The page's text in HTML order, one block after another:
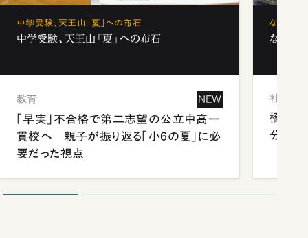
中学受験、天王山「夏」への布石
中学受験、天王山「夏」への布石
教育 NEW
「早実」不合格で第二志望の公立中高一
貫校へ 親子が振り返る「小6の夏」に必
要だった視点
なぜ「フ
なぜ「
社会
橋本愛
分 佐